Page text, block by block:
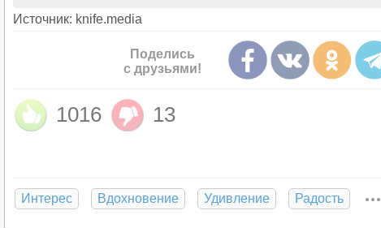
экзистенциальной проблемы. Согласно
из главных мировых религий — буддизму.
Подобно большинству крупных религиозных
растекся по многокультурному хребту Азии,
случаях претерпел такое количество
сегодня в ритуальном поклонении золотым
если отрешиться от всех наслоений и
В чем, собственно, идея буддизма? Если
согласно учению Будды, ориентирована на то,
Источник: knife.media
Поделись
с друзьями!
1016 13
Интерес Вдохновение Удивление Радость